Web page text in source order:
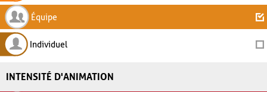
Équipe
Individuel
INTENSITÉ D'ANIMATION